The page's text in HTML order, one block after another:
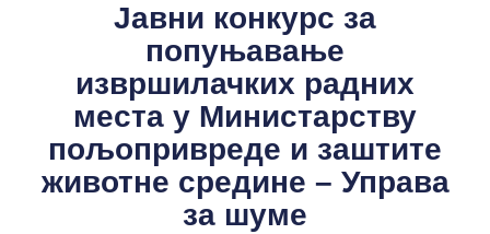
Јавни конкурс за
попуњавање
извршилачких радних
места у Министарству
пољопривреде и заштите
животне средине – Управа
за шуме